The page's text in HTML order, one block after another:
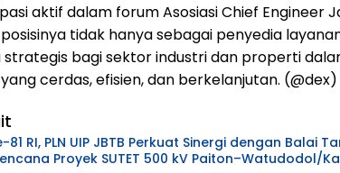
aktif dalam forum Asosiasi Chief Engineer
tidak hanya sebagai penyedia
bagi sektor industri dan properti
cerdas, efisien, dan berkelanjutan. (@dex)
81 RI, PLN UIP JBTB Perkuat Sinergi dengan Balai
Proyek SUTET 500 kV Paiton–Watudodol/